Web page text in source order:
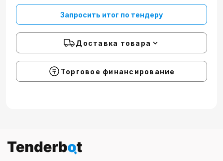
Запросить итог по тендеру
Доставка товара
Торговое финансирование